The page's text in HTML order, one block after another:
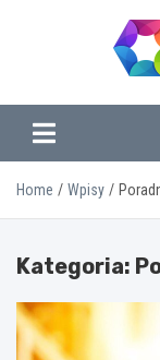
Home Wpisy
Kategoria: